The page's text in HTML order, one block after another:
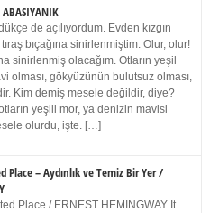
de açılıyordum. Evden kızgın
tıraş bıçağına sinirlenmiştim. Olur, olur!
sinirlenmiş olacağım. Otların yeşil
olması, gökyüzünün bulutsuz olması,
Kim demiş mesele değildir, diye?
yeşili mor, ya denizin mavisi
olurdu, işte. […]
Place – Aydınlık ve Temiz Bir Yer /
Place / ERNEST HEMINGWAY It